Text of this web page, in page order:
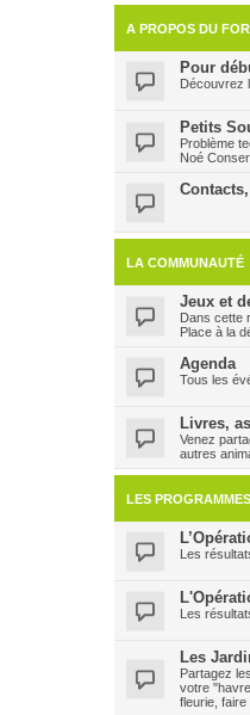
A PROPOS DU
Pour
Découvrez
Petits
Problème
Noé
LA COMMUNAUTÉ
Jeux et
Dans cette
Place à la
Agenda
Tous les
Livres,
Venez
autres
LES
Les
Les
Les
Partagez
votre
fleurie,